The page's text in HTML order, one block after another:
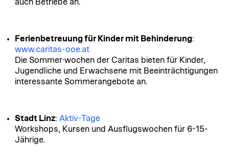
auch Betriebe an.
Ferienbetreuung für Kinder mit Behinderung:
www.caritas-ooe.at
Die Sommer∙wochen der Caritas bieten für Kinder,
Jugendliche und Erwachsene mit Beeinträchtigungen
interessante Sommerangebote an.
Stadt Linz: Aktiv-Tage
Workshops, Kursen und Ausflugswochen für 6-15-
Jährige.